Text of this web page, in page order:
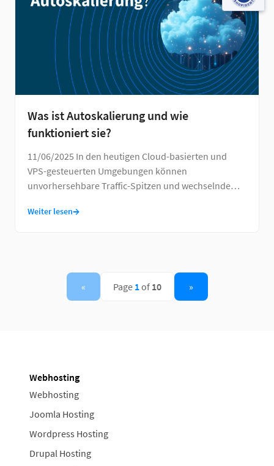
Was ist Autoskalierung und wie
funktioniert sie?
11/06/2025 In den heutigen Cloud-basierten und
VPS-gesteuerten Umgebungen können
unvorhersehbare Traffic-Spitzen und wechselnde
Weiter lesen→
« Page 1of 10 »
Webhosting
Webhosting
Joomla Hosting
Wordpress Hosting
Drupal Hosting